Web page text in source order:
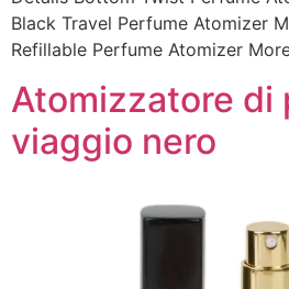
Black Travel Perfume Atomizer
Refillable Perfume Atomizer
Atomizzatore di
viaggio nero